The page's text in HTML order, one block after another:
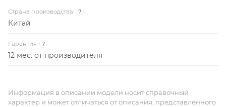
Страна производства ?
Китай
Гарантия ?
12 мес. от производителя
Информация в описании модели носит справочный
характер и может отличаться от описания, представленного